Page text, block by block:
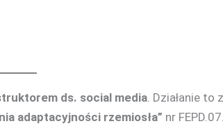
ds. social media . Działanie
adaptacyjności rzemiosła” nr